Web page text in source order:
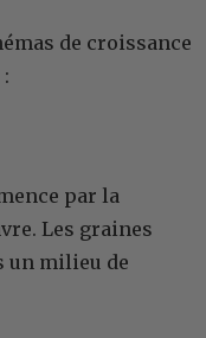
de croissance
par la
Les graines
un milieu de